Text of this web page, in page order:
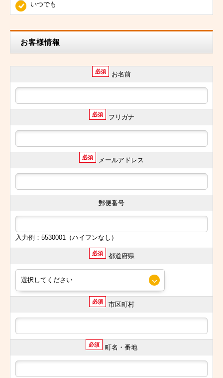
いつでも
お客様情報
必須 お名前
必須 フリガナ
必須 メールアドレス
郵便番号
入力例：5530001（ハイフンなし）
必須 都道府県
必須 市区町村
必須 町名・番地